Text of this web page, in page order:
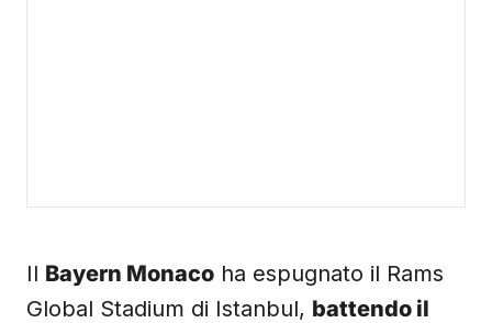
Il Bayern Monaco ha espugnato il Rams
Global Stadium di Istanbul, battendo il